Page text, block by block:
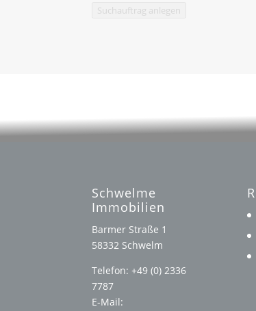
Suchauftrag anlegen
Schwelme
Immobilien
Barmer Straße 1
58332 Schwelm
Telefon: +49 (0) 2336
7787
E-Mail: